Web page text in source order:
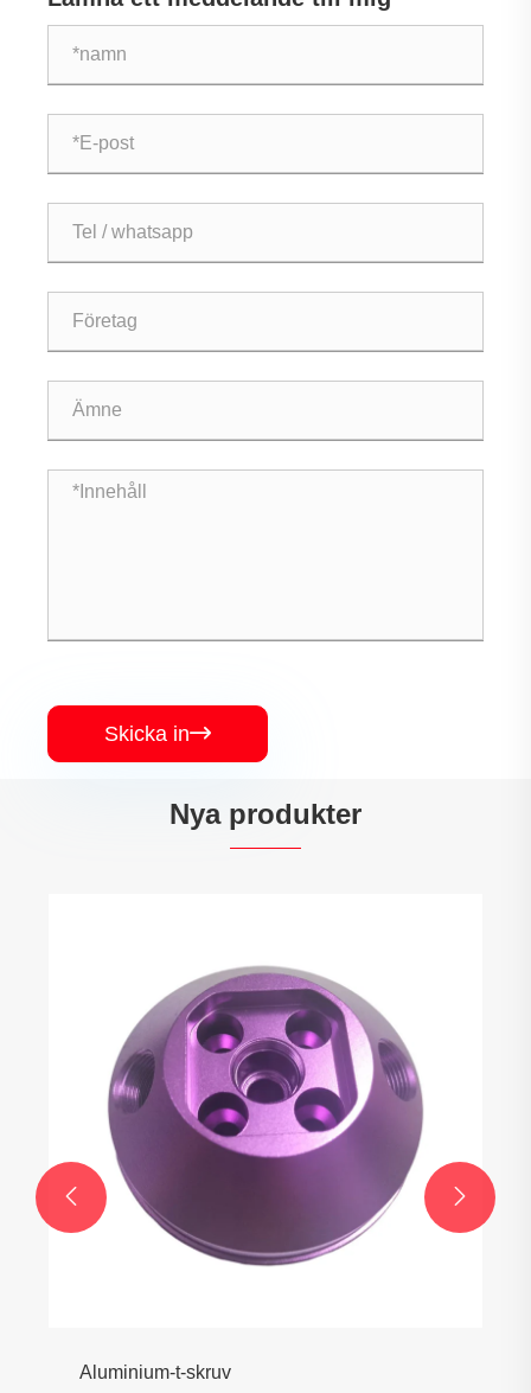
Skicka in
Nya produkter
Aluminium-t-skruv
 